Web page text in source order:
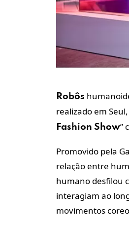
Robôs
realizado em
Fashion Show”
Promovido pela
relação entre
humano desfilou
interagiam ao
movimentos